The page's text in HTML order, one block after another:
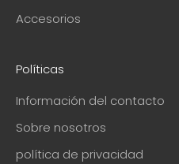
Accesorios
Políticas
Información del contacto
Sobre nosotros
política de privacidad